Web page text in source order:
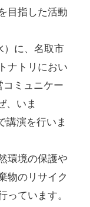
目指した活動
）に、名取市
ナトリにおい
コミュニケー
、いま
講演を行いま
環境の保護や
物のリサイク
っています。